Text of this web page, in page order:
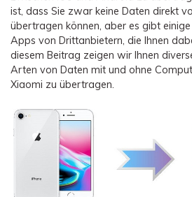
ist, dass Sie zwar keine Daten direkt
übertragen können, aber es gibt
Apps von Drittanbietern, die Ihnen
diesem Beitrag zeigen wir Ihnen
Arten von Daten mit und ohne
Xiaomi zu übertragen.